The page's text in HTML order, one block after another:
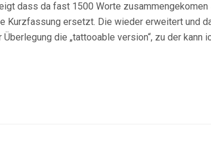
dass da fast 1500 Worte zusammengekomen
Kurzfassung ersetzt. Die wieder erweitert und
die „tattooable version“, zu der kann